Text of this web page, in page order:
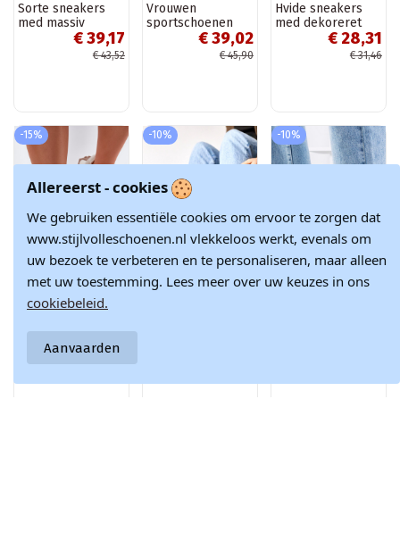
Sorte sneakers
med massiv
jakobinsk sål€ 39,17
€ 43,52
Vrouwen
sportschoenen
met decoratieve
zandkleur Henira
€ 39,02
€ 45,90
Hvide sneakers
med dekoreret
overdel Sauriol
€ 28,31
€ 31,46
-15%
Zachte sneakers
dames Big Star
RR274896 HI-POLY
SYSTEM wit-grijze
€ 146,12
€ 171,90
-10% -10%
Product is beschikbaar met
Allereerst - cookies
We gebruiken essentiële cookies om ervoor te zorgen dat
www.stijlvolleschoenen.nl vlekkeloos werkt, evenals om
uw bezoek te verbeteren en te personaliseren, maar alleen
met uw toestemming. Lees meer over uw keuzes in ons
cookiebeleid.
Aanvaarden